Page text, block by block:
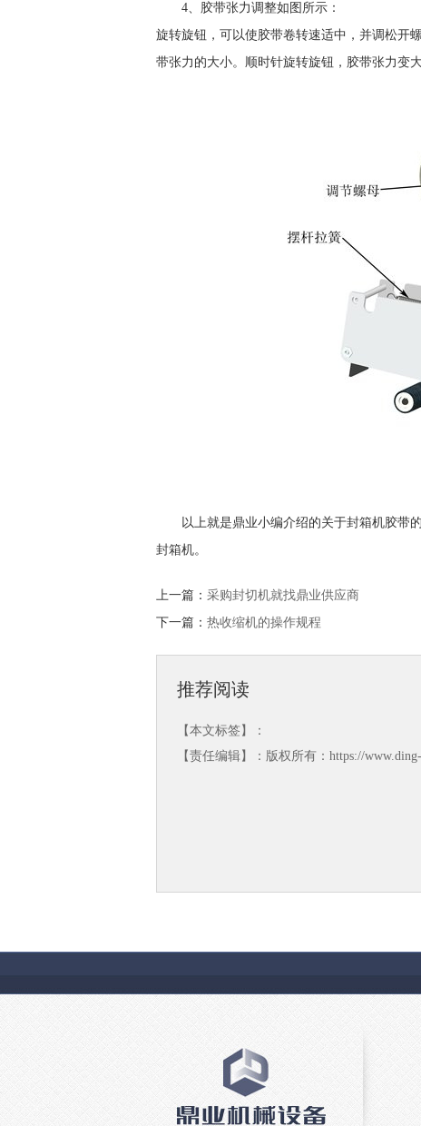
4、胶带张力调整如图所示：
旋转旋钮，可以使胶带卷转速适中，并调松开
带张力的大小。顺时针旋转旋钮，胶带张力变
以上就是鼎业小编介绍的关于封箱机胶带
封箱机。
上一篇： 采购封切机就找鼎业供应商
下一篇： 热收缩机的操作规程
推荐阅读
【本文标签】：
【责任编辑】：版权所有：https://